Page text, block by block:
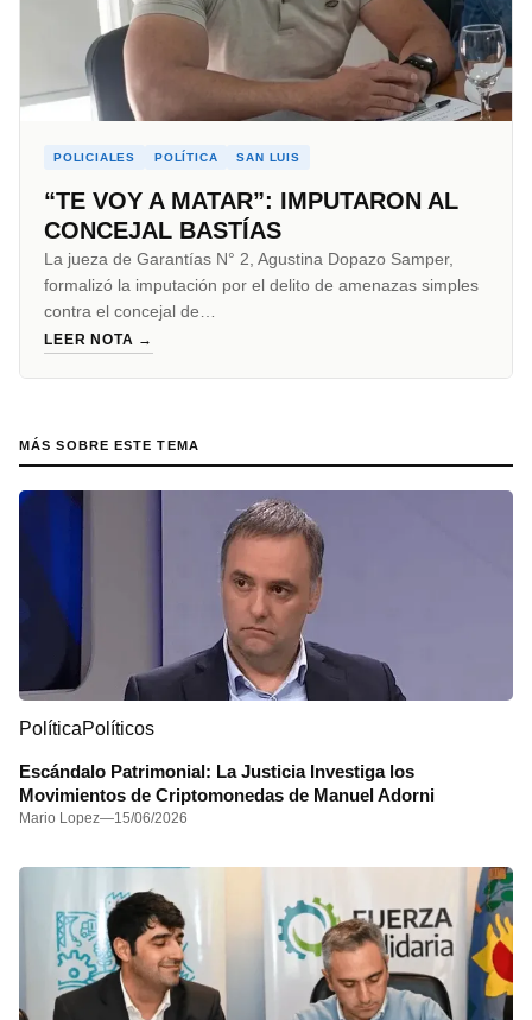
POLICIALES POLÍTICA SAN LUIS
“TE VOY A MATAR”: IMPUTARON AL
CONCEJAL BASTÍAS
La jueza de Garantías N° 2, Agustina Dopazo Samper,
formalizó la imputación por el delito de amenazas simples
contra el concejal de…
LEER NOTA →
MÁS SOBRE ESTE TEMA
PolíticaPolíticos
Escándalo Patrimonial: La Justicia Investiga los
Movimientos de Criptomonedas de Manuel Adorni
Mario Lopez—15/06/2026